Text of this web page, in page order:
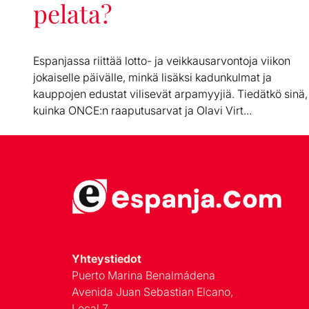
pelata?
Espanjassa riittää lotto- ja veikkausarvontoja viikon
jokaiselle päivälle, minkä lisäksi kadunkulmat ja
kauppojen edustat vilisevät arpamyyjiä. Tiedätkö sinä,
kuinka ONCE:n raaputusarvat ja Olavi Virt...
Yhteystiedot
Puerto Marina Benalmádena
Avenida Juan Sebastian Elcano,